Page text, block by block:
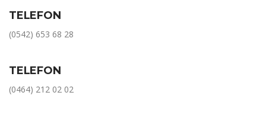
TELEFON
(0542) 653 68 28
TELEFON
(0464) 212 02 02